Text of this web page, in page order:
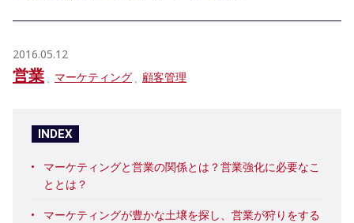
2016.05.12
営業 マーケティング 顧客管理
INDEX
マーケティングと営業の関係とは？営業強化に必要なこ
ととは？
マーケティングが豊かな土壌を探し、営業が狩りをする